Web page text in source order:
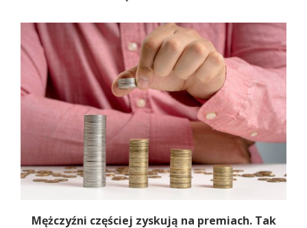
Mężczyźni częściej zyskują na premiach. Tak